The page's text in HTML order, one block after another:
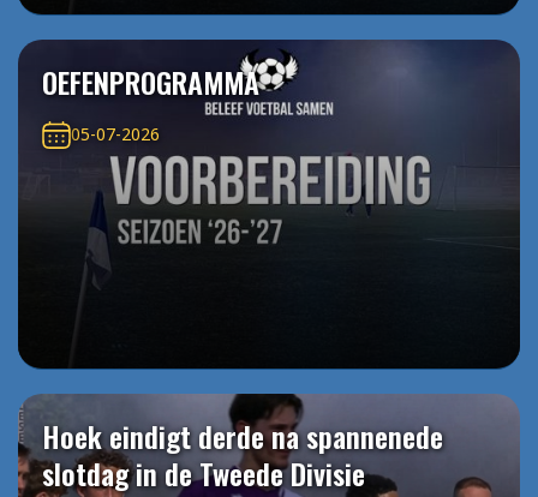
OEFENPROGRAMMA
05-07-2026
Hoek eindigt derde na spannenede
slotdag in de Tweede Divisie